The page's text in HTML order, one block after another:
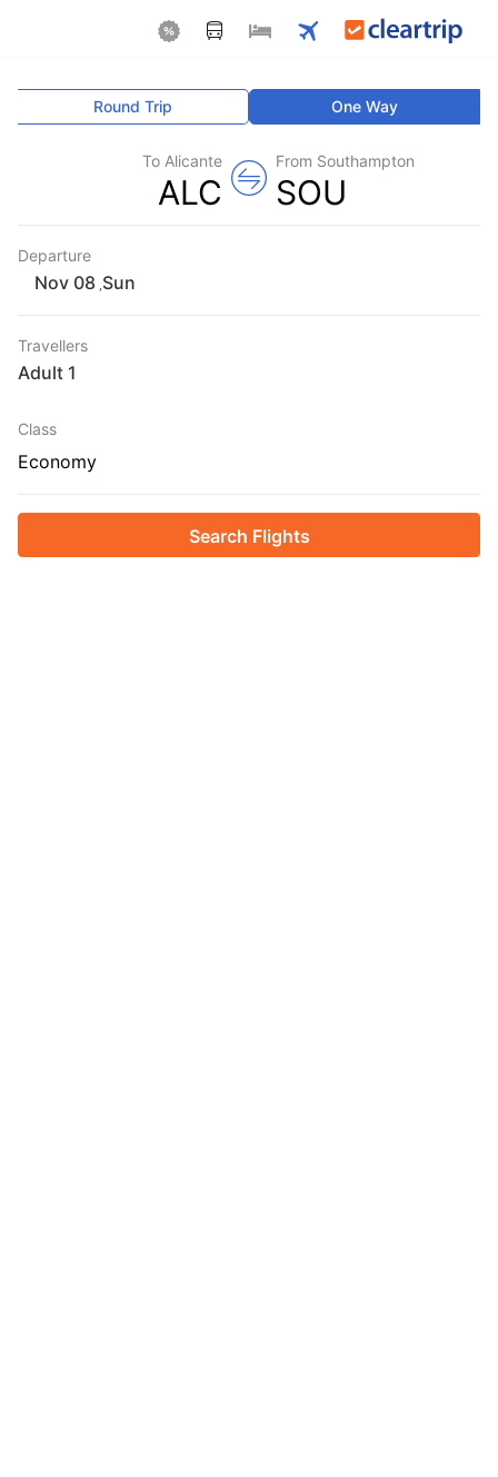
One Way
Round Trip
From Southampton
SOU
To Alicante
ALC
Departure
Sun
Travellers
1 Adult
Class
Economy